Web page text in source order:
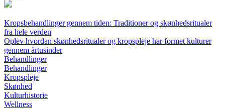
Kropsbehandlinger gennem tiden: Traditioner og skønhedsritualer
fra hele verden
Oplev hvordan skønhedsritualer og kropspleje har formet kulturer
gennem årtusinder
Behandlinger
Behandlinger
Kropspleje
Skønhed
Kulturhistorie
Wellness